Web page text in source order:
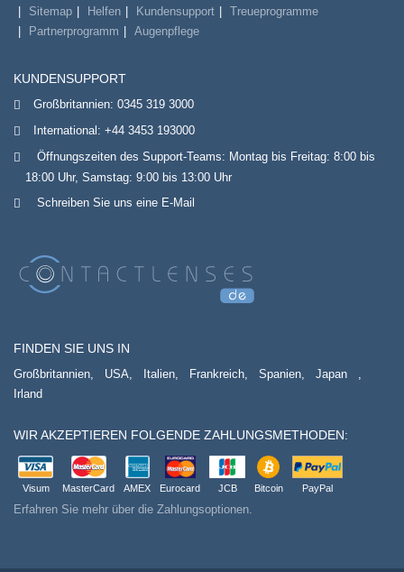
Sitemap
Helfen Kundensupport
Treueprogramme
Partnerprogramm
Augenpflege
KUNDENSUPPORT
Großbritannien: 0345 319 3000
International: +44 3453 193000
Öffnungszeiten des Support-Teams: Montag bis Freitag: 8:00 bis
18:00 Uhr, Samstag: 9:00 bis 13:00 Uhr
Schreiben Sie uns eine E-Mail
FINDEN SIE UNS IN
Großbritannien, USA, Italien, Frankreich, Spanien, Japan
,
Irland
WIR AKZEPTIEREN FOLGENDE ZAHLUNGSMETHODEN:
Visum MasterCard AMEX Eurocard JCB Bitcoin PayPal
Erfahren Sie mehr über die Zahlungsoptionen.